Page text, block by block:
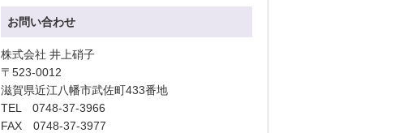
お問い合わせ
株式会社 井上硝子
〒523-0012
滋賀県近江八幡市武佐町433番地
TEL 0748-37-3966
FAX 0748-37-3977